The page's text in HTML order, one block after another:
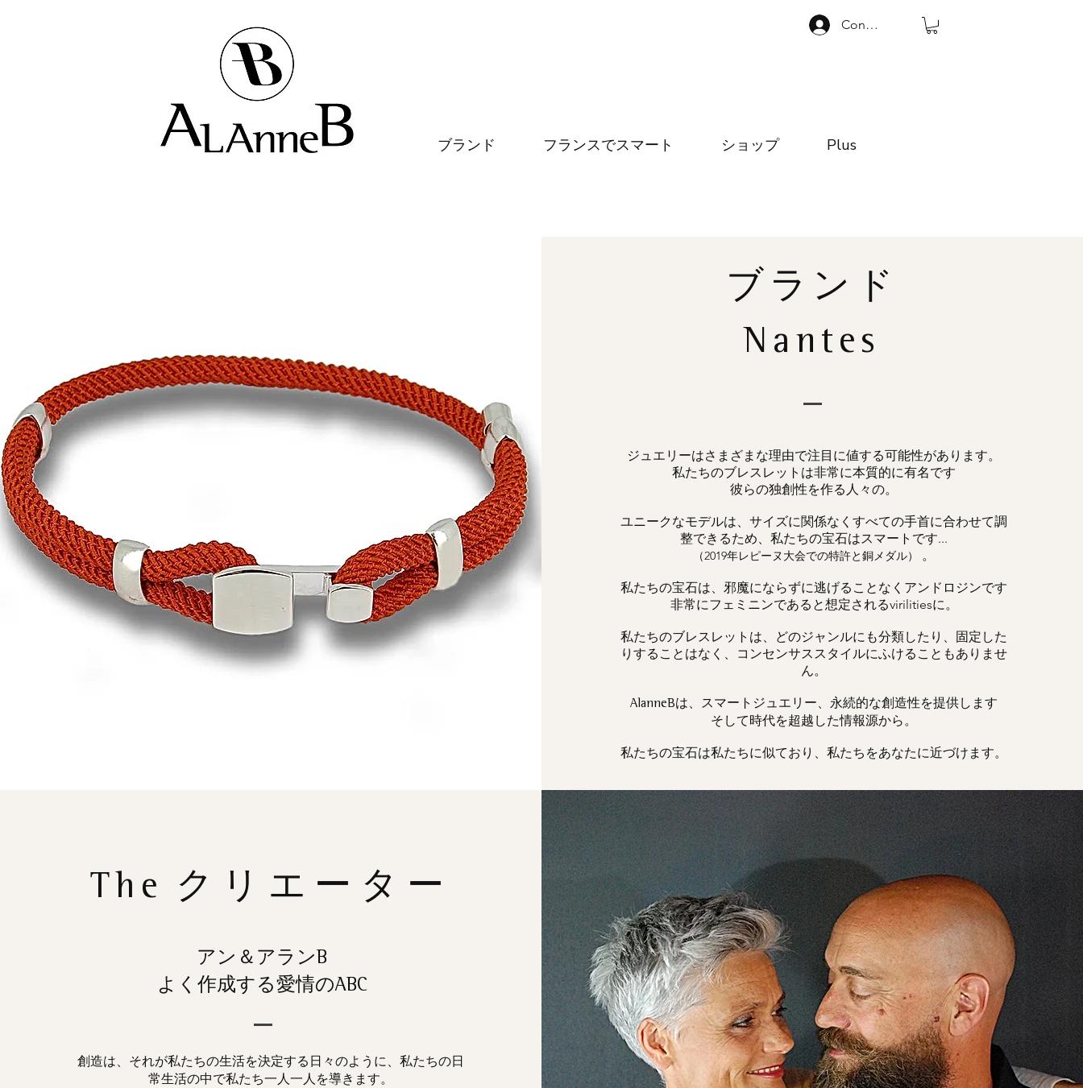
Connexion
ブランド フランスでスマート ショップ Plus
ブランド
Nantes
ジュエリーはさまざまな理由で注目に値する可能性があります。
私たちのブレスレットは非常に本質的に有名です
彼らの独創性を作る人々の。
ユニークなモデルは、サイズに関係なくすべての手首に合わせて調
整できるため、私たちの宝石はスマートです...
（2019年レピーヌ大会での特許と銅メダル） 。
私たちの宝石は、邪魔にならずに逃げることなくアンドロジンです
非常にフェミニンであると想定されるvirilitiesに。
私たちのブレスレットは、どのジャンルにも分類したり、固定した
りすることはなく、コンセンサススタイルにふけることもありませ
ん。
AlanneBは、スマートジュエリー、永続的な創造性を提供します
そして時代を超越した情報源から。
私たちの宝石は私たちに似ており、私たちをあなたに近づけます。
The クリエーター
アン＆アランB
よく作成する愛情のABC
創造は、それが私たちの生活を決定する日々のように、私たちの日
常生活の中で私たち一人一人を導きます。